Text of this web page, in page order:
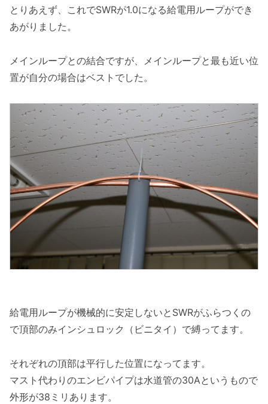
とりあえず、これでSWRが1.0になる給電用ループができ
あがりました。
メインループとの結合ですが、メインループと最も近い位
置が自分の場合はベストでした。
給電用ループが機械的に安定しないとSWRがふらつくの
で頂部のみインシュロック（ビニタイ）で縛ってます。
それぞれの頂部は平行した位置になってます。
マスト代わりのエンビパイプは水道管の30Aというもので
外形が38ミリあります。